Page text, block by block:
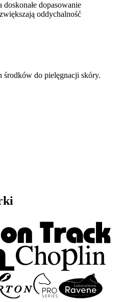
dopasowanie
oddychalność
środków do pielęgnacji skóry.